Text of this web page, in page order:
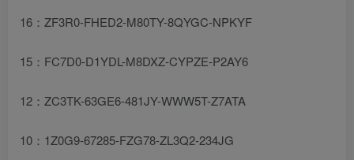
16：ZF3R0-FHED2-M80TY-8QYGC-NPKYF
15：FC7D0-D1YDL-M8DXZ-CYPZE-P2AY6
12：ZC3TK-63GE6-481JY-WWW5T-Z7ATA
10：1Z0G9-67285-FZG78-ZL3Q2-234JG